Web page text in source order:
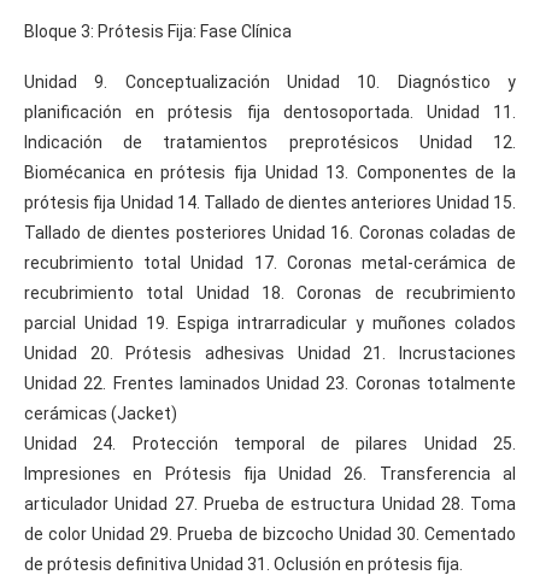
Bloque 3: Prótesis Fija: Fase Clínica
Unidad 9. Conceptualización Unidad 10. Diagnóstico y
planificación en prótesis fija dentosoportada. Unidad 11.
Indicación de tratamientos preprotésicos Unidad 12.
Biomécanica en prótesis fija Unidad 13. Componentes de la
prótesis fija Unidad 14. Tallado de dientes anteriores Unidad 15.
Tallado de dientes posteriores Unidad 16. Coronas coladas de
recubrimiento total Unidad 17. Coronas metal-cerámica de
recubrimiento total Unidad 18. Coronas de recubrimiento
parcial Unidad 19. Espiga intrarradicular y muñones colados
Unidad 20. Prótesis adhesivas Unidad 21. Incrustaciones
Unidad 22. Frentes laminados Unidad 23. Coronas totalmente
cerámicas (Jacket)
Unidad 24. Protección temporal de pilares Unidad 25.
Impresiones en Prótesis fija Unidad 26. Transferencia al
articulador Unidad 27. Prueba de estructura Unidad 28. Toma
de color Unidad 29. Prueba de bizcocho Unidad 30. Cementado
de prótesis definitiva Unidad 31. Oclusión en prótesis fija.